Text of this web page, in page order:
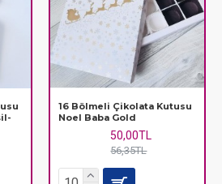
16 Bölmeli Çikolata Kutusu
Noel Baba Gold
50,00TL
56,35TL